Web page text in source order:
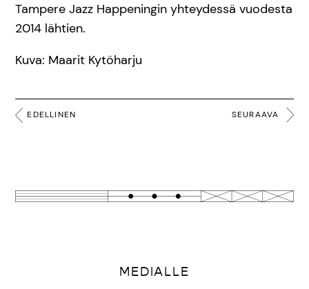
Tampere Jazz Happeningin yhteydessä vuodesta
2014 lähtien.
Kuva: Maarit Kytöharju
EDELLINEN SEURAAVA
MEDIALLE